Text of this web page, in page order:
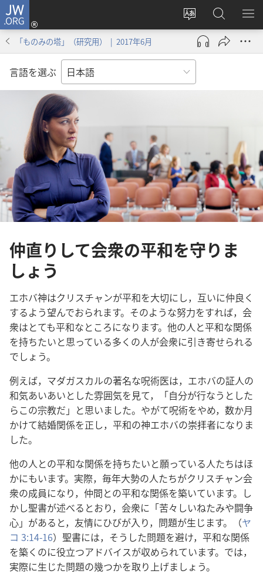
JW.ORG
サ
イ
ト
の
言
る
ロ
グ
ン
し
開
く）
JW.ORG
の
検
メ
を
「ものみの塔」（研究用） | 2017年6月
言語を選ぶ
仲直りして会衆の平和を守りま
しょう
エホバ神はクリスチャンが平和を大切にし，互いに仲良く
するよう望んでおられます。そのような努力をすれば，会
衆はとても平和なところになります。他の人と平和な関係
を持ちたいと思っている多くの人が会衆に引き寄せられる
でしょう。
例えば，マダガスカルの著名な呪術医は，エホバの証人の
和気あいあいとした雰囲気を見て，「自分が行なうとした
らこの宗教だ」と思いました。やがて呪術をやめ，数か月
かけて結婚関係を正し，平和の神エホバの崇拝者になりま
した。
他の人との平和な関係を持ちたいと願っている人たちはほ
かにもいます。実際，毎年大勢の人たちがクリスチャン会
衆の成員になり，仲間との平和な関係を築いています。し
かし聖書が述べるとおり，会衆に「苦々しいねたみや闘争
心」があると，友情にひびが入り，問題が生じます。（ヤ
コ 3:14-16）聖書には，そうした問題を避け，平和な関係
を築くのに役立つアドバイスが収められています。では，
実際に生じた問題の幾つかを取り上げましょう。